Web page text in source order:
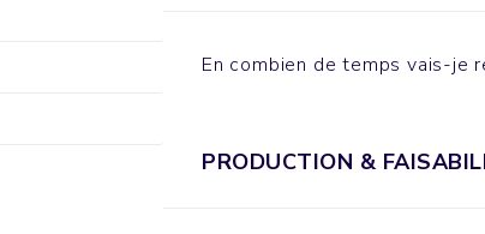
En combien de temps vais-je
PRODUCTION &